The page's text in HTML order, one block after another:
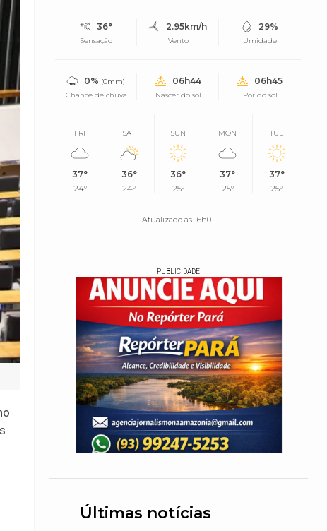
36°
Sensação
2.95km/h
Vento
29%
Umidade
0% (0mm)
Chance de chuva
06h44
Nascer do sol
06h45
Pôr do sol
FRI
37°
24°
SAT
36°
24°
SUN
36°
25°
MON
37°
25°
TUE
37°
25°
Atualizado às 16h01
PUBLICIDADE
Últimas notícias